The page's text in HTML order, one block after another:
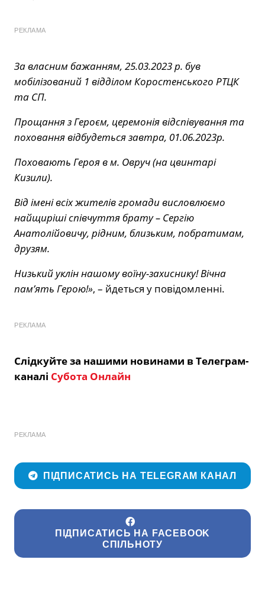
РЕКЛАМА
За власним бажанням, 25.03.2023 р. був
мобілізований 1 відділом Коростенського РТЦК
та СП.
Прощання з Героєм, церемонія відспівування та
поховання відбудеться завтра, 01.06.2023р.
Поховають Героя в м. Овруч (на цвинтарі
Кизили).
Від імені всіх жителів громади висловлюємо
найщиріші співчуття брату – Сергію
Анатолійовичу, рідним, близьким, побратимам,
друзям.
Низький уклін нашому воїну-захиснику! Вічна
пам’ять Герою!», – йдеться у повідомленні.
РЕКЛАМА
Слідкуйте за нашими новинами в Телеграм-
каналі Субота Онлайн
РЕКЛАМА
ПІДПИСАТИСЬ НА TELEGRAM КАНАЛ
ПІДПИСАТИСЬ НА FACEBOOK
СПІЛЬНОТУ